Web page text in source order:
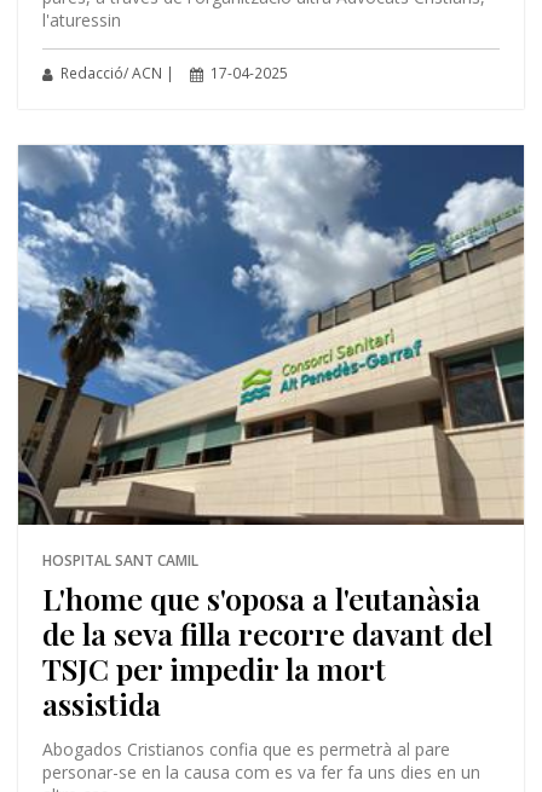
l'aturessin
Redacció/ ACN | 17-04-2025
HOSPITAL SANT CAMIL
L'home que s'oposa a l'eutanàsia
de la seva filla recorre davant del
TSJC per impedir la mort
assistida
Abogados Cristianos confia que es permetrà al pare
personar-se en la causa com es va fer fa uns dies en un